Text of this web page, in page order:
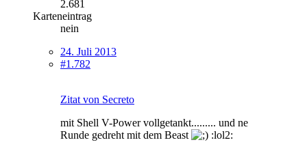
2.681
Karteneintrag
nein
24. Juli 2013
#1.782
Zitat von Secreto
mit Shell V-Power vollgetankt......... und ne
Runde gedreht mit dem Beast
:lol2: